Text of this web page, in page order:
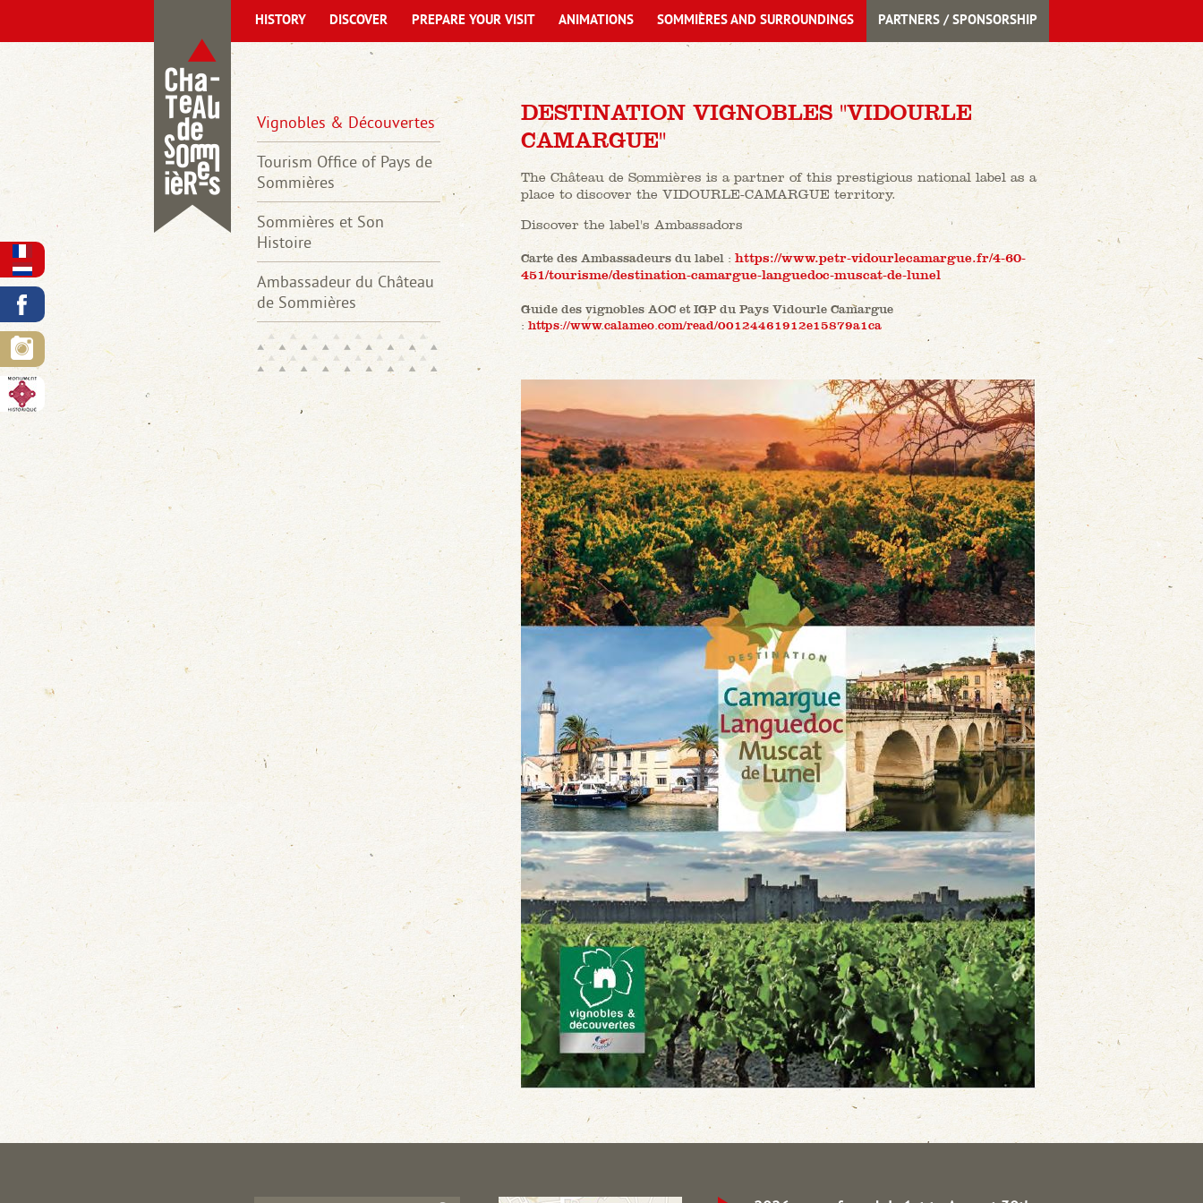
DESTINATION VIGNOBLES "VIDOURLE
CAMARGUE"
The Château de Sommières is a partner of this prestigious national label as a
place to discover the VIDOURLE-CAMARGUE territory.
Discover the label's Ambassadors
Carte des Ambassadeurs du label : https://www.petr-vidourlecamargue.fr/4-60-
451/tourisme/destination-camargue-languedoc-muscat-de-lunel
Guide des vignobles AOC et IGP du Pays Vidourle Camargue
:https://www.calameo.com/read/00124461912e15879a1ca
HISTORY DISCOVER PREPARE YOUR VISIT ANIMATIONS SOMMIÈRES AND SURROUNDINGS PARTNERS / SPONSORSHIP
Vignobles & Découvertes
Tourism Office of Pays de
Sommières
Sommières et Son
Histoire
Ambassadeur du Château
de Sommières